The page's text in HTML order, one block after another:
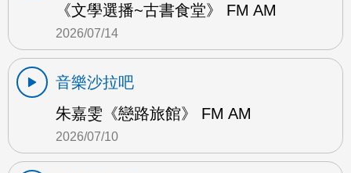
《文學選播~古書食堂》 FM AM
2026/07/14
音樂沙拉吧
朱嘉雯《戀路旅館》 FM AM
2026/07/10